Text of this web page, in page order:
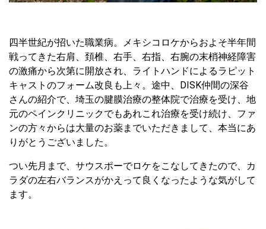
四半世紀が招いた職業病。メキシコロケからおよそ半年間
戦ってきた右肩、頚椎、右手、右指、右腕の末梢神経障害
の激痛から次第に開放され、ライトハンドによるラピット
キャストのフォーム改良も上々。途中、DISK仲間の深谷
さんの紹介で、埼玉の腱膜治療の整体院で治療を受け、地
元のペインクリニックでもあれこれ治療を受け続け、ファ
ンの方々からは大量のお薬までいただきまして、本当にあ
りがとうございました。
つい先月まで、サウスポーでロケをこなしてきたので、カ
ラダの左右バランスがかえって良くなったような気がして
ます。